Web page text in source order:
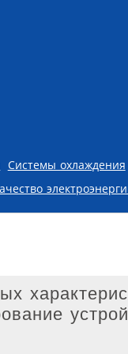
Системы охлаждения